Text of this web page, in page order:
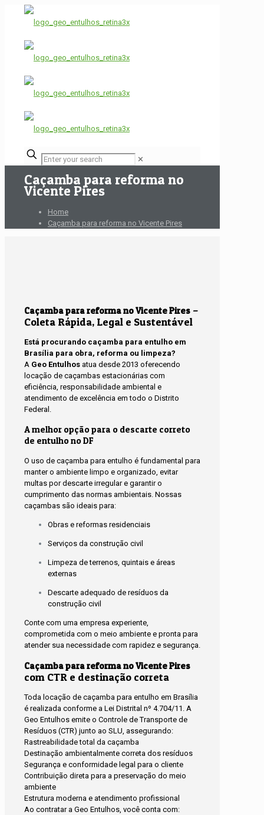
✕
Caçamba para reforma no
Vicente Pires
Home
Caçamba para reforma no Vicente Pires
Caçamba para reforma no Vicente Pires –
Coleta Rápida, Legal e Sustentável
Está procurando caçamba para entulho em
Brasília para obra, reforma ou limpeza?
A Geo Entulhos atua desde 2013 oferecendo
locação de caçambas estacionárias com
eficiência, responsabilidade ambiental e
atendimento de excelência em todo o Distrito
Federal.
A melhor opção para o descarte correto
de entulho no DF
O uso de caçamba para entulho é fundamental para
manter o ambiente limpo e organizado, evitar
multas por descarte irregular e garantir o
cumprimento das normas ambientais. Nossas
caçambas são ideais para:
Obras e reformas residenciais
Serviços da construção civil
Limpeza de terrenos, quintais e áreas
externas
Descarte adequado de resíduos da
construção civil
Conte com uma empresa experiente,
comprometida com o meio ambiente e pronta para
atender sua necessidade com rapidez e segurança.
Caçamba para reforma no Vicente Pires
com CTR e destinação correta
Toda locação de caçamba para entulho em Brasília
é realizada conforme a Lei Distrital nº 4.704/11. A
Geo Entulhos emite o Controle de Transporte de
Resíduos (CTR) junto ao SLU, assegurando:
Rastreabilidade total da caçamba
Destinação ambientalmente correta dos resíduos
Segurança e conformidade legal para o cliente
Contribuição direta para a preservação do meio
ambiente
Estrutura moderna e atendimento profissional
Ao contratar a Geo Entulhos, você conta com: